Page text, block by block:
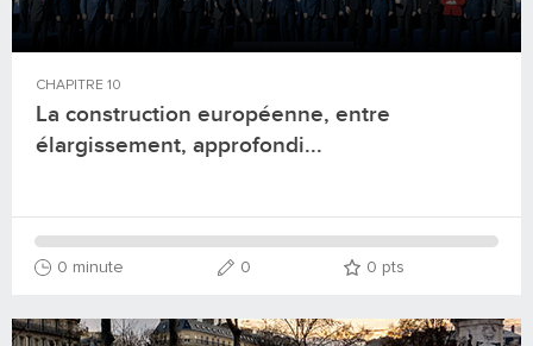
CHAPITRE 10
La construction européenne, entre
élargissement, approfondi...
0 minute 0 0 pts